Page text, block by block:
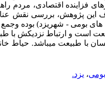
فزاینده اقتصادی، مردم
این پژوهش، بررسی نقش
بومی - شهریزد) بوده وجمع
است و ارتباط نزدیکش با
با طبیعت میباشد. حیاط
، یزد.